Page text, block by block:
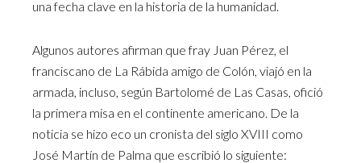
una fecha clave en la historia de la humanidad.
Algunos autores afirman que fray Juan Pérez, el
franciscano de La Rábida amigo de Colón, viajó en la
armada, incluso, según Bartolomé de Las Casas, ofició
la primera misa en el continente americano. De la
noticia se hizo eco un cronista del siglo XVIII como
José Martín de Palma que escribió lo siguiente: